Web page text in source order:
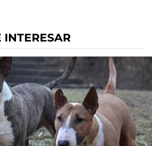
INTERESAR